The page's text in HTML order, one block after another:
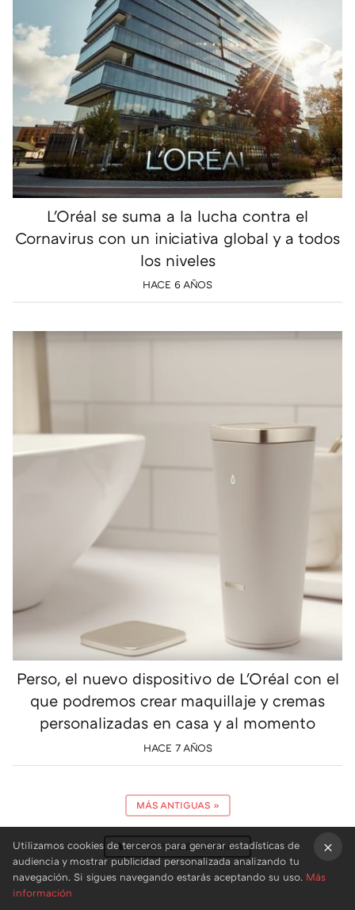
L'Oréal se suma a la lucha contra el
Cornavirus con un iniciativa global y a todos
los niveles
HACE 6 AÑOS
Perso, el nuevo dispositivo de L'Oréal con el
que podremos crear maquillaje y cremas
personalizadas en casa y al momento
HACE 7 AÑOS
MÁS ANTIGUAS »
ARCHIVO DE NOTICIAS
Utilizamos cookies de terceros para generar estadísticas de
audiencia y mostrar publicidad personalizada analizando tu
navegación. Si sigues navegando estarás aceptando su uso. Más
información